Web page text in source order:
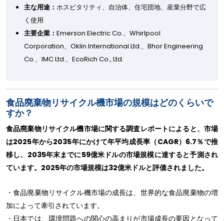
主な用途： ホスピタリティ、自治体、住宅団地、産業分野で広
く使用
主要企業： Emerson Electric Co.、Whirlpool
Corporation、Oklin International Ltd.、Bhor Engineering
Co.、IMC Ltd.、EcoRich Co., Ltd.
食品廃棄物リサイクル機市場の規模はどのくらいで
すか？
食品廃棄物リサイクル機市場に関する調査レポートによると、市場
は2025年から2035年にかけて年平均成長率（CAGR）6.7％で推
移し、2035年末までに59億米ドルの市場規模に達すると予測され
ています。2025年の市場規模は32億米ドルと評価されました。
・食品廃棄物リサイクル機市場の成長は、世界的な食品廃棄物の増
加によって牽引されています。
・日本では、環境問題への関心の高まりが市場成長の要因となって